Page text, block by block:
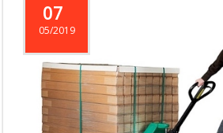
07
05/2019